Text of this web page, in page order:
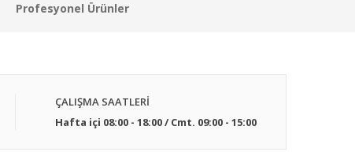
Profesyonel Ürünler
ÇALIŞMA SAATLERİ
Hafta içi 08:00 - 18:00 / Cmt. 09:00 - 15:00